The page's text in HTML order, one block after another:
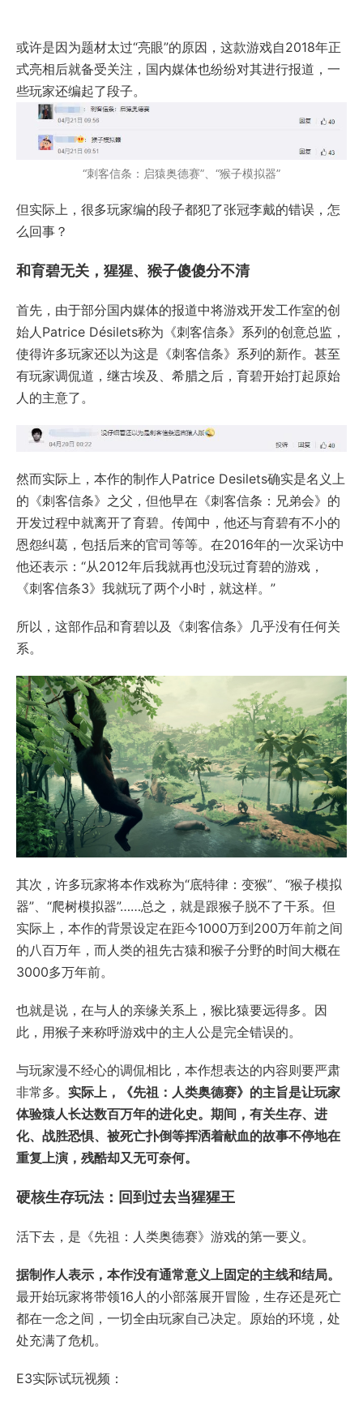
或许是因为题材太过“亮眼”的原因，这款游戏自2018年正
式亮相后就备受关注，国内媒体也纷纷对其进行报道，一
些玩家还编起了段子。
“刺客信条：启猿奥德赛”、“猴子模拟器”
但实际上，很多玩家编的段子都犯了张冠李戴的错误，怎
么回事？
和育碧无关，猩猩、猴子傻傻分不清
首先，由于部分国内媒体的报道中将游戏开发工作室的创
始人 Patrice Désilets称为《刺客信条》系列的创意总监，
使得许多玩家还以为这是《刺客信条》系列的新作。甚至
有玩家调侃道，继古埃及、希腊之后，育碧开始打起原始
人的主意了。
然而实际上，本作的制作人Patrice Desilets确实是名义上
的《刺客信条》之父，但他早在《刺客信条：兄弟会》的
开发过程中就离开了育碧。传闻中，他还与育碧有不小的
恩怨纠葛，包括后来的官司等等。在2016年的一次采访中
他还表示：“从2012年后我就再也没玩过育碧的游戏，
《刺客信条3》我就玩了两个小时，就这样。”
所以，这部作品和育碧以及《刺客信条》几乎没有任何关
系。
其次，许多玩家将本作戏称为“底特律：变猴”、“猴子模拟
器”、“爬树模拟器”……总之，就是跟猴子脱不了干系。但
实际上，本作的背景设定在距今1000万到200万年前之间
的八百万年，而人类的祖先古猿和猴子分野的时间大概在
3000多万年前。
也就是说，在与人的亲缘关系上，猴比猿要远得多。因
此，用猴子来称呼游戏中的主人公是完全错误的。
与玩家漫不经心的调侃相比，本作想表达的内容则要严肃
非常多。 实际上，《先祖：人类奥德赛》的主旨是让玩家
体验猿人长达数百万年的进化史。期间，有关生存、进
化、战胜恐惧、被死亡扑倒等挥洒着献血的故事不停地在
重复上演，残酷却又无可奈何。
硬核生存玩法：回到过去当猩猩王
活下去，是《先祖：人类奥德赛》游戏的第一要义。
据制作人表示，本作没有通常意义上固定的主线和结局。
最开始玩家将带领16人的小部落展开冒险，生存还是死亡
都在一念之间，一切全由玩家自己决定。原始的环境，处
处充满了危机。
E3实际试玩视频：